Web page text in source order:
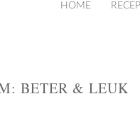
HOME
BETER & LEUK